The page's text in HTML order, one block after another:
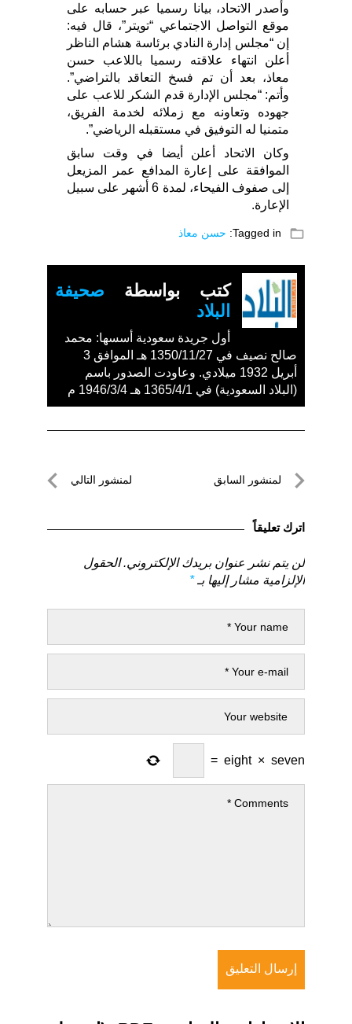
وأصدر الاتحاد، بيانا رسميا عبر حسابه على
موقع التواصل الاجتماعي “تويتر”، قال فيه:
إن “مجلس إدارة النادي برئاسة هشام الناظر
أعلن انتهاء علاقته رسميا باللاعب حسن
معاذ، بعد أن تم فسخ التعاقد بالتراضي”.
وأتم: “مجلس الإدارة قدم الشكر للاعب على
جهوده وتعاونه مع زملائه لخدمة الفريق،
متمنيا له التوفيق في مستقبله الرياضي”.
وكان الاتحاد أعلن أيضا في وقت سابق
الموافقة على إعارة المدافع عمر المزيعل
إلى صفوف الفيحاء، لمدة 6 أشهر على سبيل
الإعارة.
folder_open
Tagged in: حسن معاذ
كتب بواسطة صحيفة
البلاد
أول جريدة سعودية أسسها: محمد
صالح نصيف في 1350/11/27 هـ الموافق 3
أبريل 1932 ميلادي. وعاودت الصدور باسم
(البلاد السعودية) في 1365/4/1 هـ 1946/3/4 م
تصفّحلمنشور السابق
السابق
لمنشور التالي
اترك تعليقاً
لن يتم نشر عنوان بريدك الإلكتروني. الحقول
الإلزامية مشار إليها بـ*
seven
×
eight
=